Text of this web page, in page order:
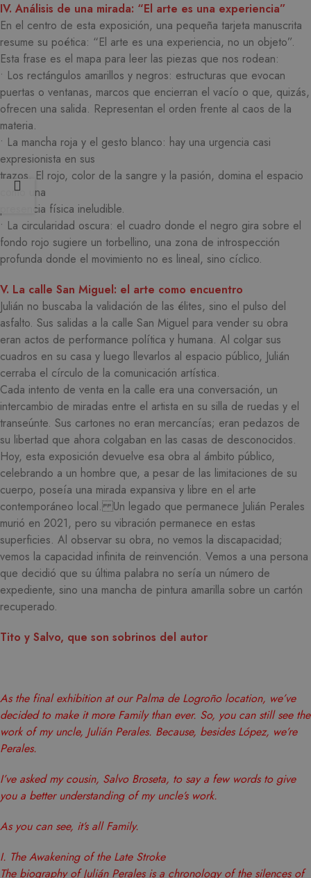
IV. Análisis de una mirada: “El arte es una experiencia”
En el centro de esta exposición, una pequeña tarjeta manuscrita
resume su poética: “El arte es una experiencia, no un objeto”.
Esta frase es el mapa para leer las piezas que nos rodean:
• Los rectángulos amarillos y negros: estructuras que evocan
puertas o ventanas, marcos que encierran el vacío o que, quizás,
ofrecen una salida. Representan el orden frente al caos de la
materia.
• La mancha roja y el gesto blanco: hay una urgencia casi
expresionista en sus
trazos. El rojo, color de la sangre y la pasión, domina el espacio
como una
presencia física ineludible.
• La circularidad oscura: el cuadro donde el negro gira sobre el
fondo rojo sugiere un torbellino, una zona de introspección
profunda donde el movimiento no es lineal, sino cíclico.
V. La calle San Miguel: el arte como encuentro
Julián no buscaba la validación de las élites, sino el pulso del
asfalto. Sus salidas a la calle San Miguel para vender su obra
eran actos de performance política y humana. Al colgar sus
cuadros en su casa y luego llevarlos al espacio público, Julián
cerraba el círculo de la comunicación artística.
Cada intento de venta en la calle era una conversación, un
intercambio de miradas entre el artista en su silla de ruedas y el
transeúnte. Sus cartones no eran mercancías; eran pedazos de
su libertad que ahora colgaban en las casas de desconocidos.
Hoy, esta exposición devuelve esa obra al ámbito público,
celebrando a un hombre que, a pesar de las limitaciones de su
cuerpo, poseía una mirada expansiva y libre en el arte
contemporáneo local. Un legado que permanece Julián Perales
murió en 2021, pero su vibración permanece en estas
superficies. Al observar su obra, no vemos la discapacidad;
vemos la capacidad infinita de reinvención. Vemos a una persona
que decidió que su última palabra no sería un número de
expediente, sino una mancha de pintura amarilla sobre un cartón
recuperado.
Tito y Salvo, que son sobrinos del autor
As the final exhibition at our Palma de Logroño location, we’ve
decided to make it more Family than ever. So, you can still see the
work of my uncle, Julián Perales. Because, besides López, we’re
Perales.
I’ve asked my cousin, Salvo Broseta, to say a few words to give
you a better understanding of my uncle’s work.
As you can see, it’s all Family.
I. The Awakening of the Late Stroke
The biography of Julián Perales is a chronology of the silences of